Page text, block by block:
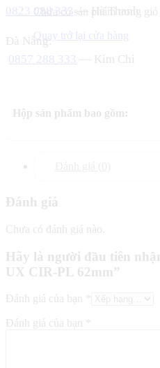
Chưa có sản phẩm trong giỏ
Quay trở lại cửa hàng
0823 088 333— Hà Thanh
Đà Nẵng:
0857 288 333
— Kim Chi
Hộp sản phẩm bao gồm:
Đánh giá
Chưa có đánh giá nào.
Hãy là người đầu tiên
UX CIR-PL 62mm”
Đánh giá của bạn
Đánh giá của bạn